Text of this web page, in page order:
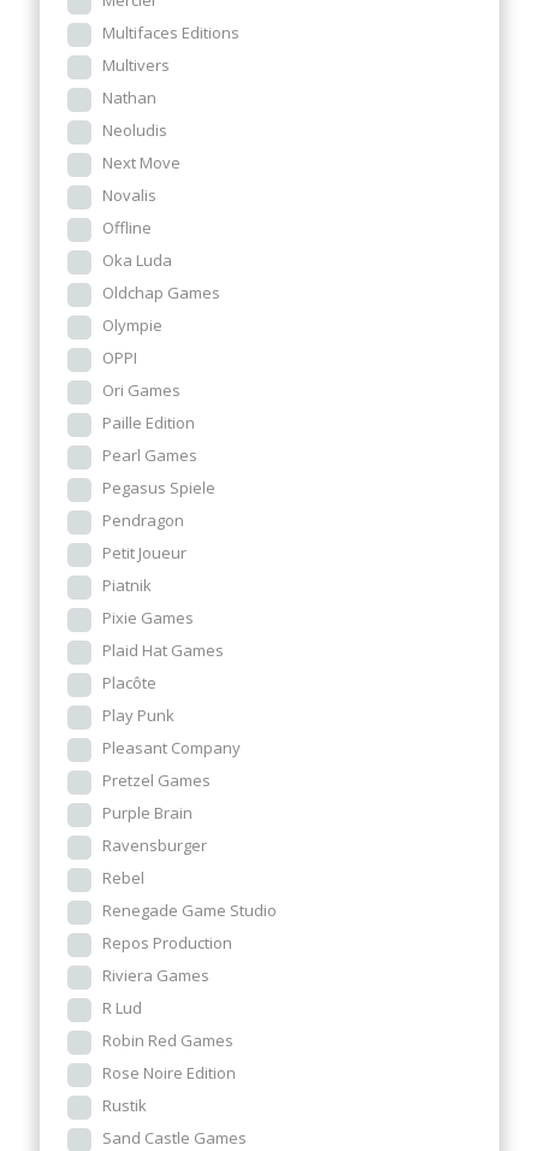
Multifaces Editions
Multivers
Nathan
Neoludis
Next Move
Novalis
Offline
Oka Luda
Oldchap Games
Olympie
OPPI
Ori Games
Paille Edition
Pearl Games
Pegasus Spiele
Pendragon
Petit Joueur
Piatnik
Pixie Games
Plaid Hat Games
Placôte
Play Punk
Pleasant Company
Pretzel Games
Purple Brain
Ravensburger
Rebel
Renegade Game Studio
Repos Production
Riviera Games
R Lud
Robin Red Games
Rose Noire Edition
Rustik
Sand Castle Games